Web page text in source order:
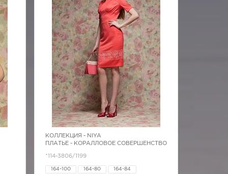
КОЛЛЕКЦИЯ - NIYA
ПЛАТЬЕ - КОРАЛЛОВОЕ СОВЕРШЕНСТВО
*114-3806/1199
164-100 164-80 164-84